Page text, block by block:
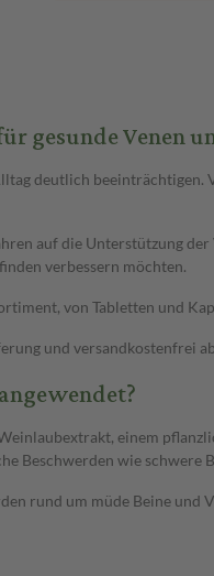
gesunde Venen
deutlich
auf die Unterstützung
verbessern möchten.
von Tabletten und
und versandkostenfrei
einem
Beschwerden wie schwere
rund um müde Beine und